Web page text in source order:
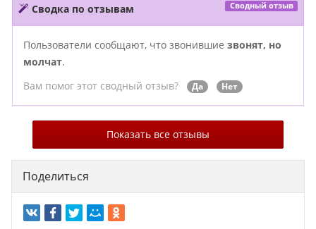
Сводка по отзывам Сводный отзыв
Пользователи сообщают, что звонившие звонят, но
молчат.
Вам помог этот сводный отзыв?
Да Нет
Показать все отзывы
Поделиться